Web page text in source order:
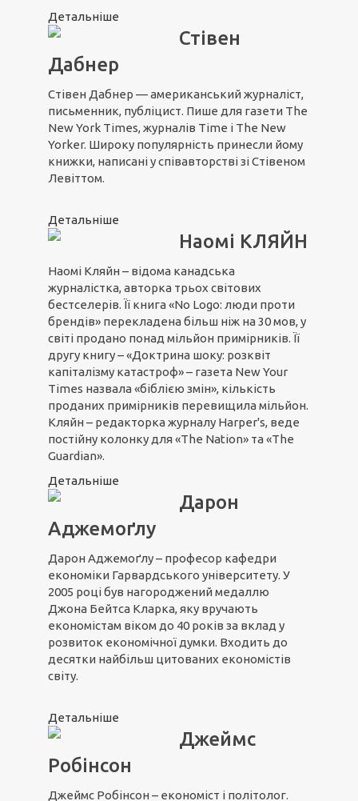
Детальніше
Стівен
Дабнер
Стівен Дабнер — американський журналіст,
письменник, публіцист. Пише для газети The
New York Times, журналів Time і The New
Yorker. Широку популярність принесли йому
книжки, написані у співавторстві зі Стівеном
Левіттом.
Детальніше
Наомі КЛЯЙН
Наомі Кляйн – відома канадська
журналістка, авторка трьох світових
бестселерів. Її книга «No Logo: люди проти
брендів» перекладена більш ніж на 30 мов, у
світі продано понад мільйон примірників. Її
другу книгу – «Доктрина шоку: розквіт
капіталізму катастроф» – газета New Your
Times назвала «біблією змін», кількість
проданих примірників перевищила мільйон.
Кляйн – редакторка журналу Harper's, веде
постійну колонку для «The Nation» та «The
Guardian».
Детальніше
Дарон
Аджемоґлу
Дарон Аджемоґлу – професор кафедри
економіки Гарвардського університету. У
2005 році був нагороджений медаллю
Джона Бейтса Кларка, яку вручають
економістам віком до 40 років за вклад у
розвиток економічної думки. Входить до
десятки найбільш цитованих економістів
світу.
Детальніше
Джеймс
Робінсон
Джеймс Робінсон – економіст і політолог.